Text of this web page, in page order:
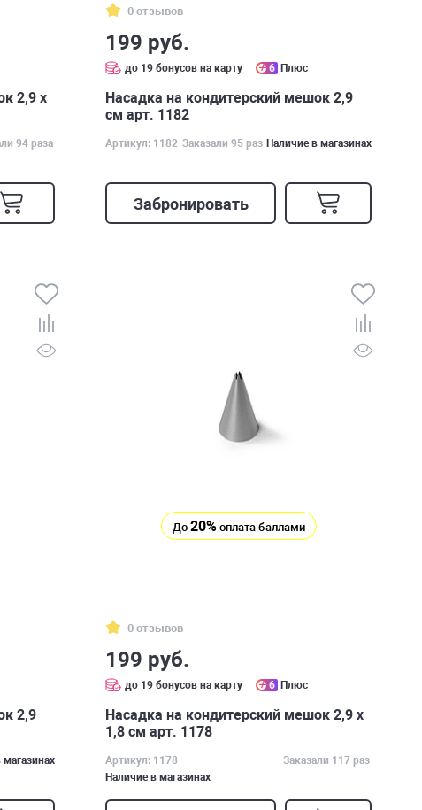
2,9 х
94 раза
0 отзывов
199 руб.
до 19 бонусов на карту 6 Плюс
Насадка на кондитерский мешок 2,9
см арт. 1182
Артикул: 1182 Заказали 95 раз Наличие в магазинах
Забронировать
2,9
До 20% оплата баллами
0 отзывов
199 руб.
до 19 бонусов на карту 6 Плюс
Насадка на кондитерский мешок 2,9 х
1,8 см арт. 1178
Артикул: 1178
Заказали 117 раз
Наличие в магазинах